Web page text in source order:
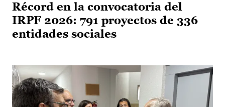
Récord en la convocatoria del
IRPF 2026: 791 proyectos de 336
entidades sociales